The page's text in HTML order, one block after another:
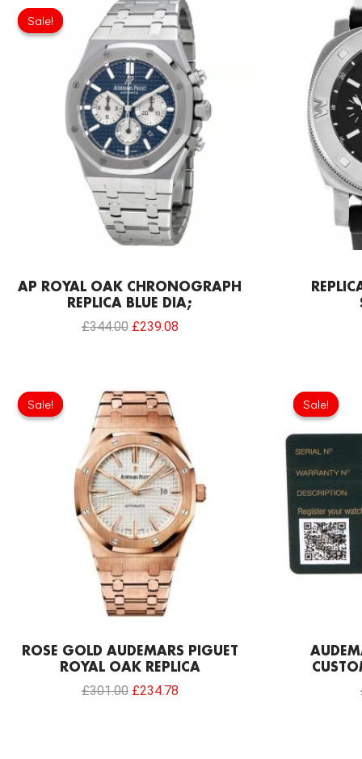
Sale!
Sale!
AP ROYAL OAK CHRONOGRAPH
REPLICA BLUE DIA;
£344.00
price
was:
£344.00.
£239.08
price
is:
£239.08.
Sale!
Sale!
ROSE GOLD AUDEMARS PIGUET
ROYAL OAK REPLICA
£301.00
price
was:
£301.00.
£234.78
£234.78.
Sale!
Sale!